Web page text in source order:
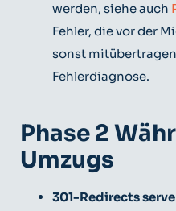
werden, siehe auch
Fehler, die vor der
sonst
Fehlerdiagnose.
Phase 2
Umzugs
301-Redirects